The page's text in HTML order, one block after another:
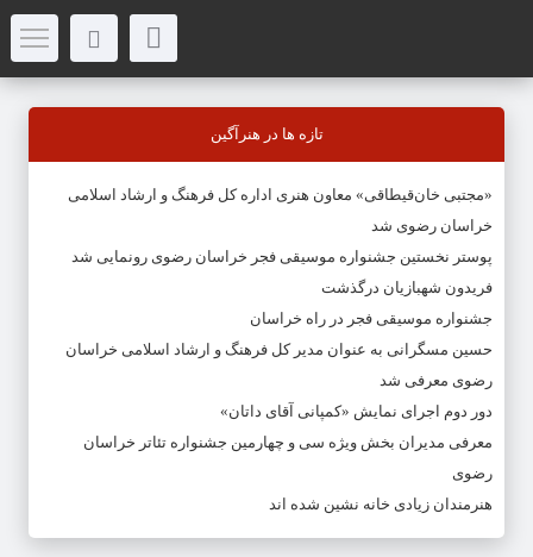
تازه ها در هنرآگین
«مجتبی خان‌قیطاقی» معاون هنری اداره کل فرهنگ و ارشاد اسلامی
خراسان رضوی شد
پوستر نخستین جشنواره موسیقی فجر خراسان رضوی رونمایی شد
فریدون شهبازیان درگذشت
جشنواره موسیقی فجر در راه خراسان
حسین مسگرانی به عنوان مدیر کل فرهنگ و ارشاد اسلامی خراسان
رضوی معرفی شد
دور دوم اجرای نمایش «کمپانی آقای داتان»
معرفی مدیران بخش ویژه سی و چهارمین جشنواره تئاتر خراسان
رضوی
هنرمندان زیادی خانه نشین شده اند